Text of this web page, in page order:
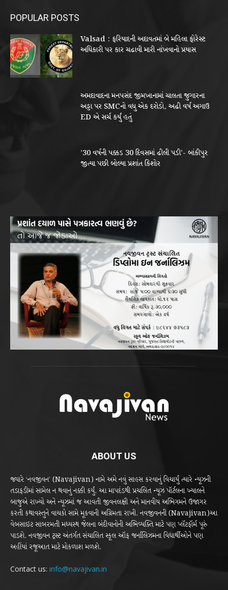
POPULAR POSTS
Valsad : ફરિયાદની અદાવતમાં બે મહિલા ફોરેસ્ટ
અધિકારી પર કાર ચઢાવી મારી નાંખવાનો પ્રયાસ
અમદાવાદના મનપસંદ જીમખાનામાં ચાલતા જુગારના
અડ્ડા પર SMCનો વધુ એક દરોડો, અઢી વર્ષ અગાઉ
ED એ સર્ચ કર્યું હતું
’30 વર્ષની પક્કડ 30 દિવસમાં ઢીલી પડી’- બાંકીપુર
જીત્યા પછી બોલ્યા પ્રશાંત કિશોર
ABOUT US
જ્યારે ‘નવજીવન’ (Navajivan) નામે અમે નવું સાહસ કરવાનું વિચાર્યું ત્યારે ન્યૂઝની
તડાફડીમાં સામેલ ન થવાનું નક્કી કર્યું. આ માપદંડથી પ્રચલિત ન્યૂઝ પૉર્ટલના ખ્યાલને
બાજુએ રાખ્યો અને ન્યૂઝમાં જ આવતી જીવનલક્ષી અને માનવીય અભિગમને ઉજાગર
કરતી કથાવસ્તુને વાચકો સામે મૂકવાની અગ્રિમતા રાખી. નવજીવનની (Navajivan)આ
વેબસાઇટ સાબરમતી મધ્યસ્થ જેલના બંદીવાનોની અભિવ્યક્તિ માટે પણ પ્લૅટફૉર્મ પૂરું
પાડશે. નવજીવન ટ્રસ્ટ અંતર્ગત સંચાલિત સ્કૂલ ઑફ જર્નાલિઝમના વિદ્યાર્થીઓને પણ
અહીંયાં રજૂઆત માટે મોકળાશ મળશે.
Contact us: info@navajivan.in